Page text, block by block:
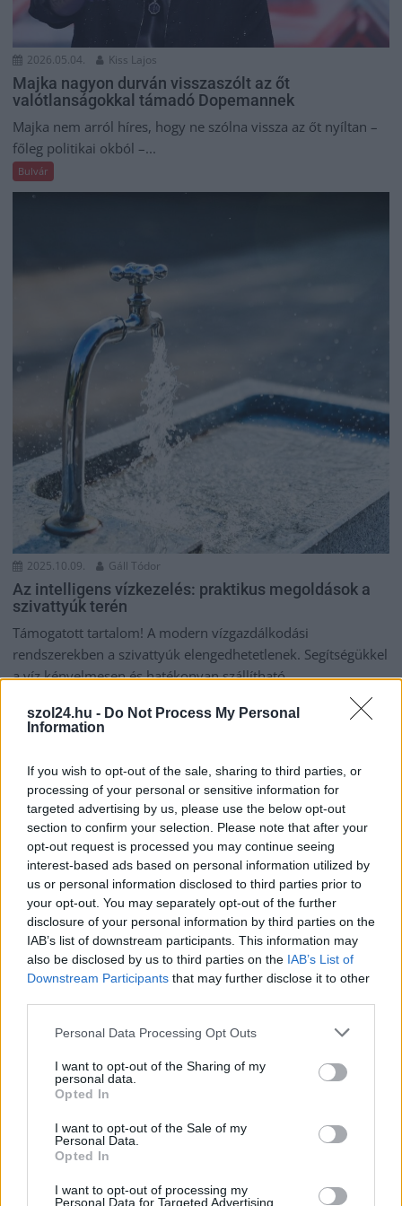
szol24.hu - Do Not Process My Personal
Information
If you wish to opt-out of the sale, sharing to third parties, or
processing of your personal or sensitive information for
targeted advertising by us, please use the below opt-out
section to confirm your selection. Please note that after your
opt-out request is processed you may continue seeing
interest-based ads based on personal information utilized by
us or personal information disclosed to third parties prior to
your opt-out. You may separately opt-out of the further
disclosure of your personal information by third parties on the
IAB’s list of downstream participants. This information may
also be disclosed by us to third parties on the IAB’s List of
Downstream Participants that may further disclose it to other
Please note that this website/app uses one or more Google
not limited to your visit or usage behaviour. You may click to
grant or deny consent to Google and its third-party tags to
use your data for below specified purposes in below Google
consent section.
Personal Data Processing Opt Outs
I want to opt-out of the Sharing of my
personal data.
Opted In
I want to opt-out of the Sale of my
Personal Data.
Opted In
I want to opt-out of processing my
Personal Data for Targeted Advertising.
2026.05.04. Kiss Lajos
Majka nagyon durván visszaszólt az őt
valótlanságokkal támadó Dopemannek
Majka nem arról híres, hogy ne szólna vissza az őt nyíltan –
főleg politikai okból –...
Bulvár
2025.10.09. Gáll Tódor
Az intelligens vízkezelés: praktikus megoldások a
szivattyúk terén
Támogatott tartalom! A modern vízgazdálkodási
rendszerekben a szivattyúk elengedhetetlenek. Segítségükkel
a víz kényelmesen és hatékonyan szállítható,...
2025.06.03. Kiss Lajos
Véletlen lenne? A Megasztár zsűrijéből kikerült
zsűrijében, kikerült két, a kormányt bíráló tag,...